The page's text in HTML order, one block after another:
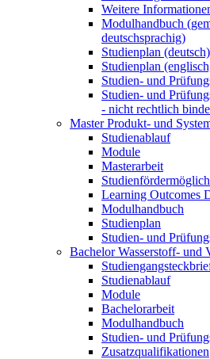
Weitere
Modulhandbuch
deutschsprachig)
Studienplan (deutsch)
Studienplan
Studien- und
Studien- und
- nicht rechtlich
Master Produkt- und
Studienablauf
Module
Masterarbeit
Learning Outcomes
Modulhandbuch
Studienplan
Studien- und
Bachelor Wasserstoff- und
Studienablauf
Module
Bachelorarbeit
Modulhandbuch
Studien- und
Zusatzqualifikationen